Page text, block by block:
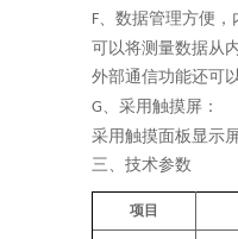
F、数据管理方便，
可以将测量数据从
外部通信功能还可
G、采用触摸屏：
采用触摸面板显示
三、 技术参数
项目